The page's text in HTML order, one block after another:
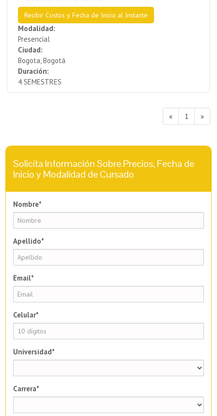
Recibir Costos y Fecha de Inicio al Instante
Modalidad:
Presencial
Ciudad:
Bogota, Bogotá
Duración:
4 SEMESTRES
« 1 »
Solicita Información Sobre Precios, Fecha de
Inicio y Modalidad de Cursado
Nombre*
Apellido*
Email*
Celular*
Universidad*
Carrera*